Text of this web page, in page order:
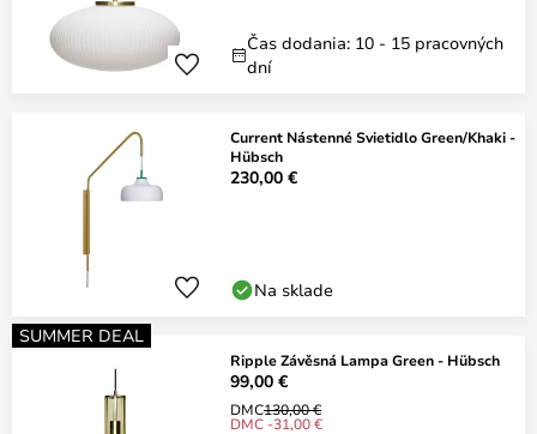
Čas dodania: 10 - 15 pracovných
dní
Current Nástenné Svietidlo Green/Khaki -
Hübsch
230,00 €
Na sklade
SUMMER DEAL
Ripple Závěsná Lampa Green - Hübsch
99,00 €
DMC130,00 €
DMC -31,00 €